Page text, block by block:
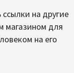
на другие
магазином для
на его